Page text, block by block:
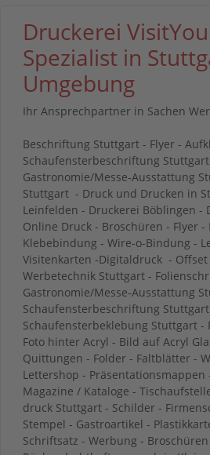
Druckerei
Spezialist in
Umgebung
Ihr Ansprechpartner in Sachen
Beschriftung Stuttgart - Flyer -
Schaufensterbeschriftung
Gastronomie/Messe-Ausstattung
Stuttgart - Druck und Drucken in
Leinfelden - Druckerei Böblingen -
Online Druck - Broschüren - Flyer -
Klebebindung - Wire-o-Bindung -
Visitenkarten -Digitaldruck -
Werbetechnik Stuttgart -
Gastronomie/Messe-Ausstattung
Schaufensterbeschriftung
Schaufensterbeklebung Stuttgart -
Foto hinter Acryl - Bild auf Acryl
Quittungen - Folder - Faltblätter -
Lettershop - Präsentationsmappen
Magazine / Kataloge -
druck Stuttgart - Schilder -
Stempel - Gastroartikel -
Schriftsatz - Werbung -